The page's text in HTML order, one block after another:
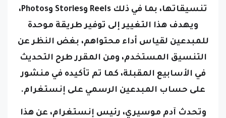
تنسيقاتها، بما في ذلك Reels وStories وPhotos،
ويهدف هذا التغيير إلى توفير طريقة موحدة
للمبدعين لقياس أداء محتواهم، بغض النظر عن
التنسيق المستخدم، ومن المقرر طرح التحديث
في الأسابيع المقبلة، كما تم تأكيده في منشور
على حساب المبدعين الرسمي على إنستغرام.
وتحدث آدم موسيري، رئيس إنستغرام، عن هذا